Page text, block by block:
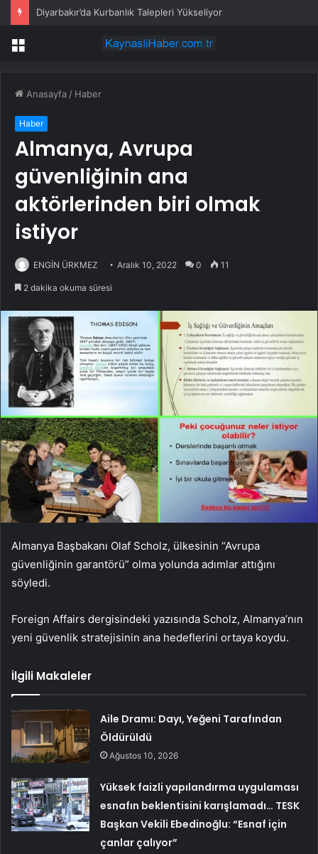
Diyarbakır’da Kurbanlık Talepleri Yükseliyor
Menü
Anasayfa / Haber
Haber
Almanya, Avrupa
güvenliğinin ana
aktörlerinden biri olmak
istiyor
ENGİN ÜRKMEZ Aralık 10, 2022 0 11
2 dakika okuma süresi
Almanya Başbakanı Olaf Scholz, ülkesinin “Avrupa
güvenliğinin garantörü” olma yolunda adımlar attığını
söyledi.
Foreign Affairs dergisindeki yazısında Scholz, Almanya’nın
yeni güvenlik stratejisinin ana hedeflerini ortaya koydu.
İlgili Makaleler
Aile Dramı: Dayı, Yeğeni Tarafından
Öldürüldü
Ağustos 10, 2026
Yüksek faizli yapılandırma uygulaması
esnafın beklentisini karışlamadı… TESK
Başkan Vekili Ebedinoğlu: “Esnaf için
çanlar çalıyor”